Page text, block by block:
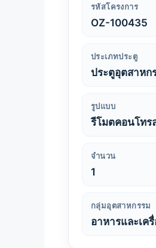
รหัสโครงการ
OZ-100435
ประเภทประตู
ประตูอุตสาหก
รูปแบบ
รีโมตคอนโทร
จำนวน
1
กลุ่มอุตสาหกรรม
อาหารและเค